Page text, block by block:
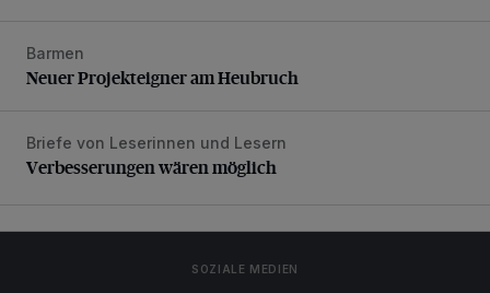
Neuer Projekteigner am Heubruch
Barmen
Neuer Projekteigner am Heubruch
Verbesserungen wären möglich
Briefe von Leserinnen und Lesern
Verbesserungen wären möglich
SOZIALE MEDIEN